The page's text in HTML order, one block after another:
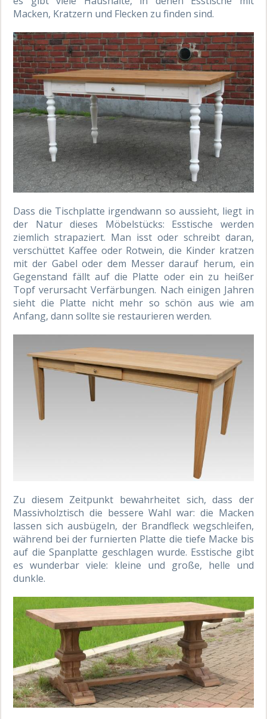
Macken, Kratzern und Flecken zu finden sind.
Dass die Tischplatte irgendwann so aussieht, liegt in
der Natur dieses Möbelstücks: Esstische werden
ziemlich strapaziert. Man isst oder schreibt daran,
verschüttet Kaffee oder Rotwein, die Kinder kratzen
mit der Gabel oder dem Messer darauf herum, ein
Gegenstand fällt auf die Platte oder ein zu heißer
Topf verursacht Verfärbungen. Nach einigen Jahren
sieht die Platte nicht mehr so schön aus wie am
Anfang, dann sollte sie restaurieren werden.
Zu diesem Zeitpunkt bewahrheitet sich, dass der
Massivholztisch die bessere Wahl war: die Macken
lassen sich ausbügeln, der Brandfleck wegschleifen,
während bei der furnierten Platte die tiefe Macke bis
auf die Spanplatte geschlagen wurde. Esstische gibt
es wunderbar viele: kleine und große, helle und
dunkle.